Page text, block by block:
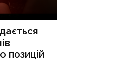
позицій